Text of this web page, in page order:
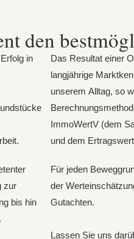
den
in
zur
bis hin
Das Resultat einer
langjährige
unserem Alltag, so
ImmoWertV (dem
und dem
Für jeden
der
Gutachten.
Lassen Sie uns